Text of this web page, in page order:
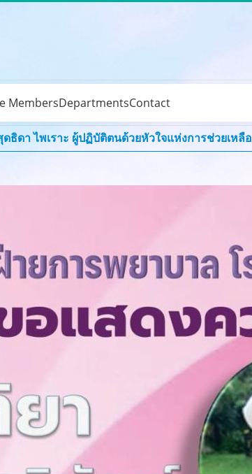
MembersDepartmentsContact
า ไพเราะ ผู้ปฏิบัติตนด้วยหัวใจแห่งการช่วยเหลือ